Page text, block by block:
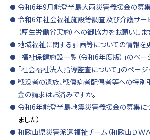
令和6年9月能登半島大雨災害義援金の募集
令和6年社会福祉施設等調査及び介護サー
（厚生労働省実施）への御協力をお願いしま
地域福祉に関する計画等についての情報を
「福祉保健施設一覧（令和6年度版）」のペー
「社会福祉法人指導監査について」のページ
戦没者の遺族、戦傷病者配偶者等への特別
金の請求はお済みですか。
令和6年能登半島地震災害義援金の募集に
ました）
和歌山県災害派遣福祉チーム（和歌山ＤＷＡ